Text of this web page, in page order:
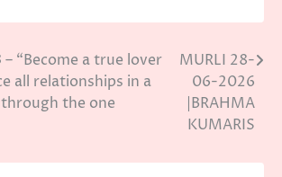
– “Become a true lover
all relationships in a
the one
MURLI 28-
06-2026
|BRAHMA
KUMARIS